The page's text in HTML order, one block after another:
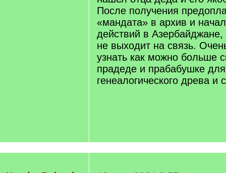
После получения
«мандата» в архив и
действий в Азербайджане,
не выходит на связь.
узнать как можно больше
прадеде и прабабушке
генеалогического древа и